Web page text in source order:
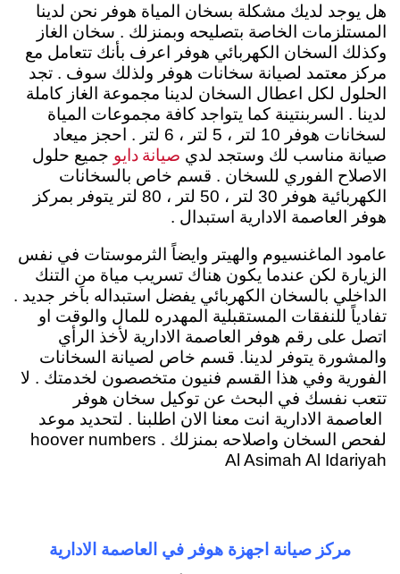
هل يوجد لديك مشكلة بسخان المياة هوفر نحن لدينا
المستلزمات الخاصة بتصليحه وبمنزلك . سخان الغاز
وكذلك السخان الكهربائي هوفر اعرف بأنك تتعامل مع
مركز معتمد لصيانة سخانات هوفر ولذلك سوف . تجد
الحلول لكل اعطال السخان لدينا مجموعة الغاز كاملة
لدينا . السربنتينة كما يتواجد كافة مجموعات المياة
لسخانات هوفر 10 لتر ، 5 لتر ، 6 لتر . احجز ميعاد
صيانة مناسب لك وستجد لدي صيانة دايو جميع حلول
الاصلاح الفوري للسخان . قسم خاص بالسخانات
الكهربائية هوفر 30 لتر ، 50 لتر ، 80 لتر يتوفر بمركز
هوفر العاصمة الادارية استبدال .
عامود الماغنسيوم والهيتر وايضاً الثرموستات في نفس
الزيارة لكن عندما يكون هناك تسريب مياة من التنك
الداخلي بالسخان الكهربائي يفضل استبداله باَخر جديد .
تفادياً للنفقات المستقبلية المهدره للمال والوقت او
اتصل على رقم هوفر العاصمة الادارية لأخذ الرأي
والمشورة يتوفر لدينا. قسم خاص لصيانة السخانات
الفورية وفي هذا القسم فنيون متخصصون لخدمتك . لا
تتعب نفسك في البحث عن توكيل سخان هوفر
العاصمة الادارية انت معنا الان اطلبنا . لتحديد موعد
لفحص السخان واصلاحه بمنزلك . hoover numbers
Al Asimah Al Idariyah
مركز صيانة اجهزة هوفر في العاصمة الادارية